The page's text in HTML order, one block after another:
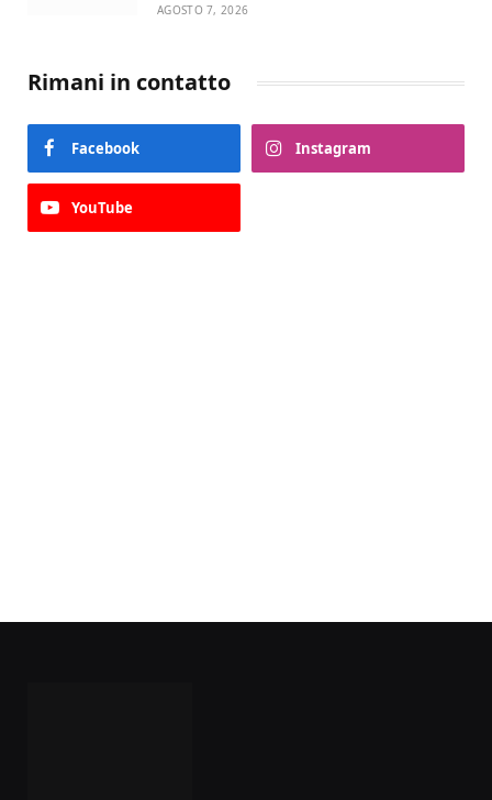
AGOSTO 7, 2026
Rimani in contatto
Facebook Instagram
YouTube